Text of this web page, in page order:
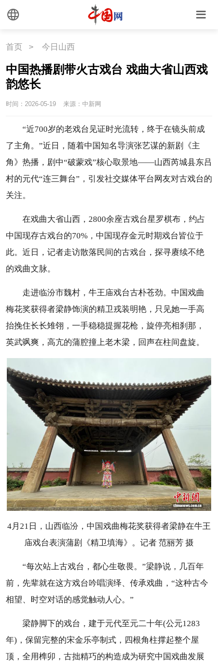
首页 > 今日山西
中国热播剧带火古戏台 戏曲大省山西戏
韵悠长
时间：2026-05-19 来源：中新网
“近700岁的老戏台见证时光流转，终于在镜头前成
了主角。”近日，随着中国知名导演张艺谋的新剧《主
角》热播，剧中“破蒙戏”核心取景地——山西芮城县东吕
村的元代“连三舞台”，引发社交媒体平台网友对古戏台的
关注。
在戏曲大省山西，2800余座古戏台星罗棋布，约占
中国现存古戏台的70%，中国现存金元时期戏台皆位于
此。近日，记者走访散落民间的古戏台，探寻赓续不绝
的戏曲文脉。
走进临汾市魏村，牛王庙戏台古朴苍劲。中国戏曲
梅花奖获得者梁静饰演的精卫戎装明艳，只见她一手高
抬挽住长长雉翎，一手稳稳提握花枪，旋停亮相刹那，
英武飒爽，高亢的蒲腔撞上老木梁，回声在柱间盘旋。
4月21日，山西临汾，中国戏曲梅花奖获得者梁静在牛王
庙戏台表演蒲剧《精卫填海》。记者 范丽芳 摄
“每次站上古戏台，都心生敬畏。”梁静说，几百年
前，先辈就在这方戏台吟唱演绎、传承戏曲，“这种古今
相望、时空对话的感觉触动人心。”
梁静脚下的戏台，建于元代至元二十年(公元1283
年)，保留完整的宋金乐亭制式，四根角柱撑起整个屋
顶，全用榫卯，古拙精巧的构造成为研究中国戏曲发展